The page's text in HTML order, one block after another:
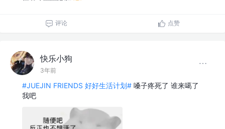
评论 点赞
快乐小狗
3年前
#JUEJIN FRIENDS 好好生活计划# 嗓子疼死了 谁来噶了
我吧